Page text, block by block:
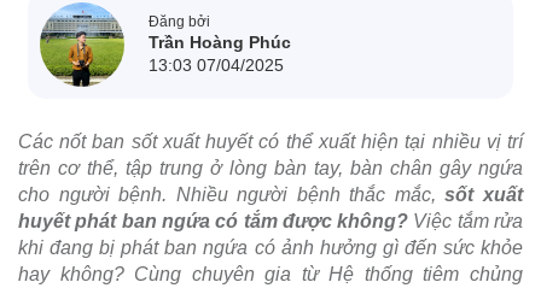
Đăng bởi
Trần Hoàng Phúc
13:03 07/04/2025
Các nốt ban sốt xuất huyết có thể xuất hiện tại nhiều vị trí
trên cơ thể, tập trung ở lòng bàn tay, bàn chân gây ngứa
cho người bệnh. Nhiều người bệnh thắc mắc,sốt xuất
huyết phát ban ngứa có tắm được không? Việc tắm rửa
khi đang bị phát ban ngứa có ảnh hưởng gì đến sức khỏe
hay không? Cùng chuyên gia từ Hệ thống tiêm chủng